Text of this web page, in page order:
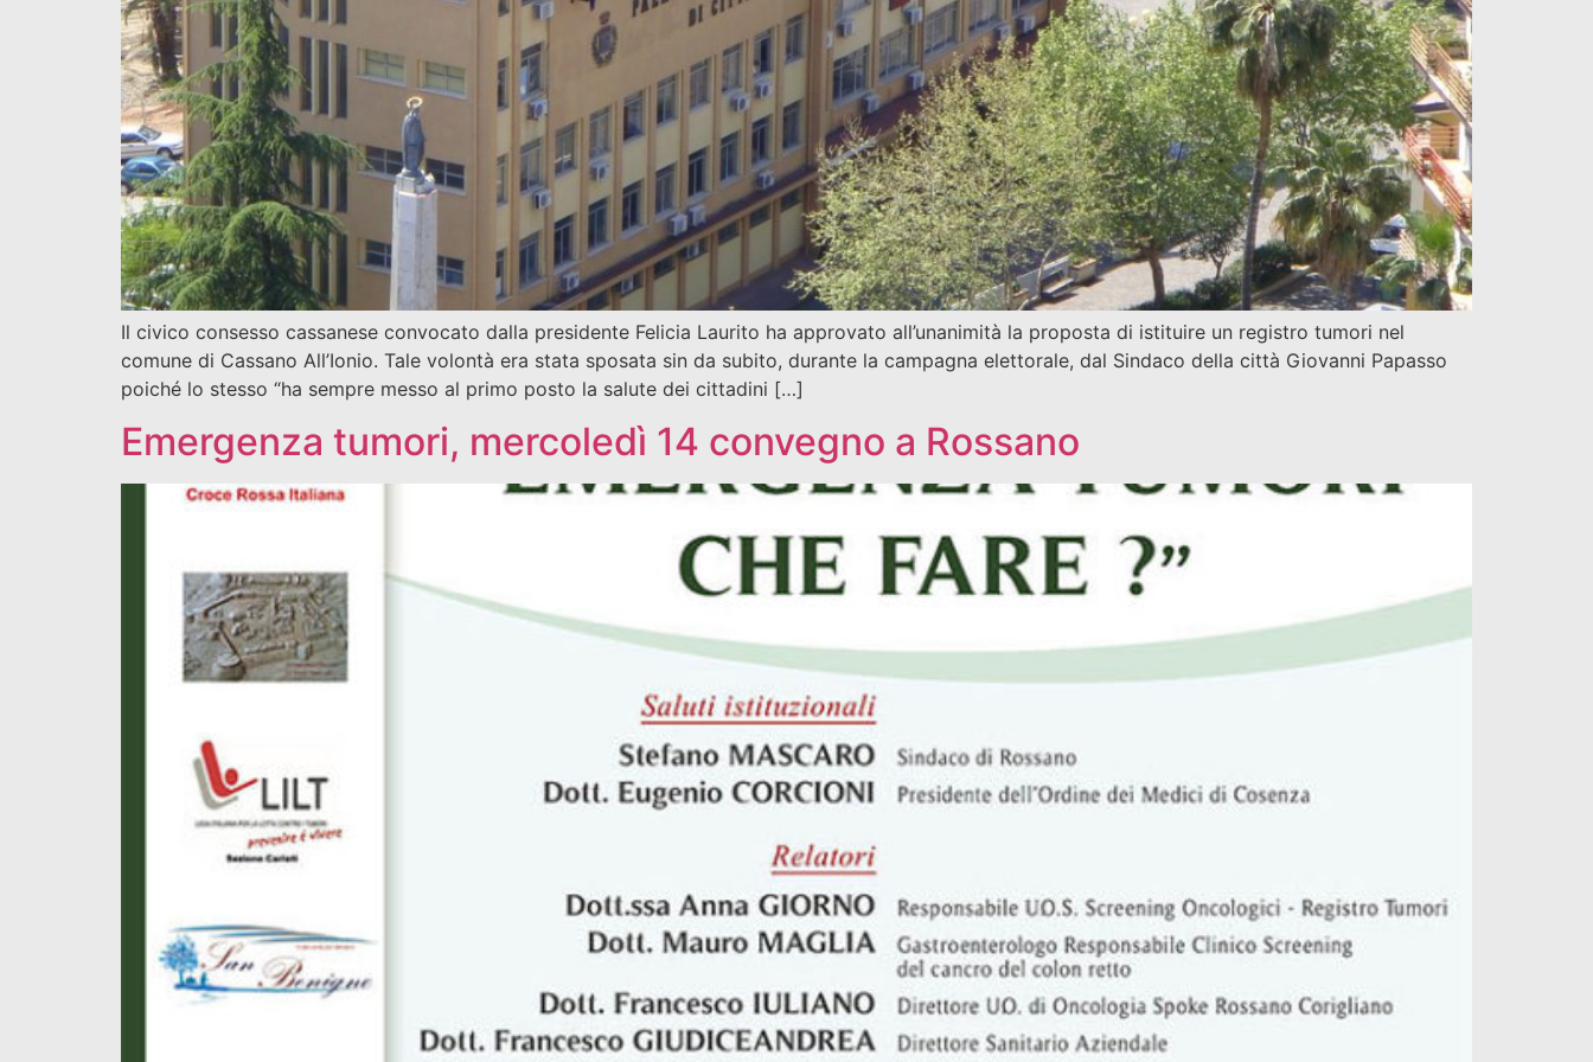
Il civico consesso cassanese convocato dalla presidente Felicia Laurito ha approvato all’unanimità la proposta di istituire un registro tumori nel
comune di Cassano All’Ionio. Tale volontà era stata sposata sin da subito, durante la campagna elettorale, dal Sindaco della città Giovanni Papasso
poiché lo stesso “ha sempre messo al primo posto la salute dei cittadini […]
Emergenza tumori, mercoledì 14 convegno a Rossano